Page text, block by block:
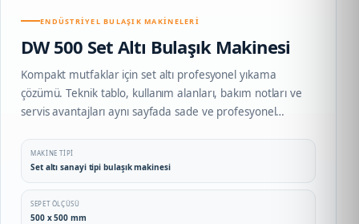
ENDÜSTRIYEL BULAŞIK MAKINELERI
DW 500 Set Altı Bulaşık Makinesi
Kompakt mutfaklar için set altı profesyonel yıkama
çözümü. Teknik tablo, kullanım alanları, bakım notları ve
servis avantajları aynı sayfada sade ve profesyonel
MAKINE TIPI
Set altı sanayi tipi bulaşık makinesi
SEPET ÖLÇÜSÜ
500 x 500 mm